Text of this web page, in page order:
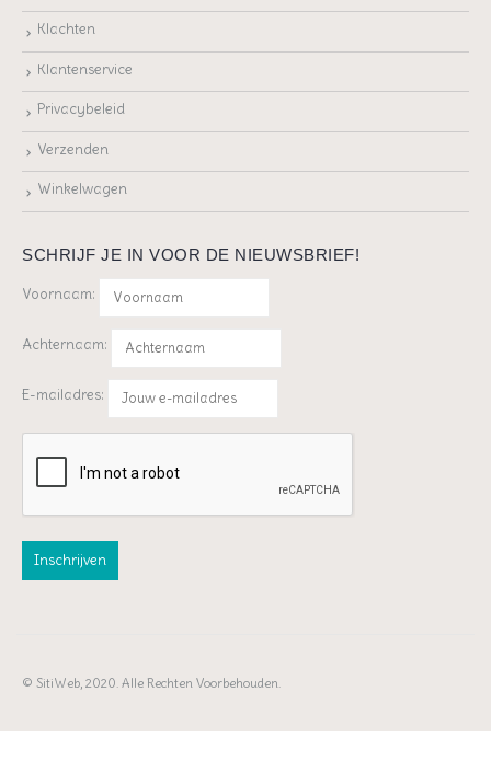
Klachten
Klantenservice
Privacybeleid
Verzenden
Winkelwagen
SCHRIJF JE IN VOOR DE NIEUWSBRIEF!
Voornaam:
Achternaam:
E-mailadres:
© SitiWeb, 2020. Alle Rechten Voorbehouden.